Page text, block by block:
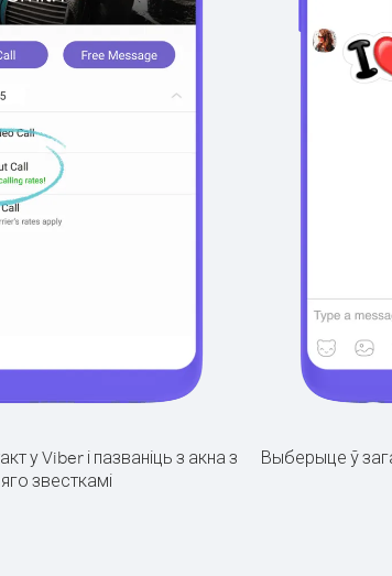
у Viber і пазваніць з акна з
яго звесткамі
Выберыце ў